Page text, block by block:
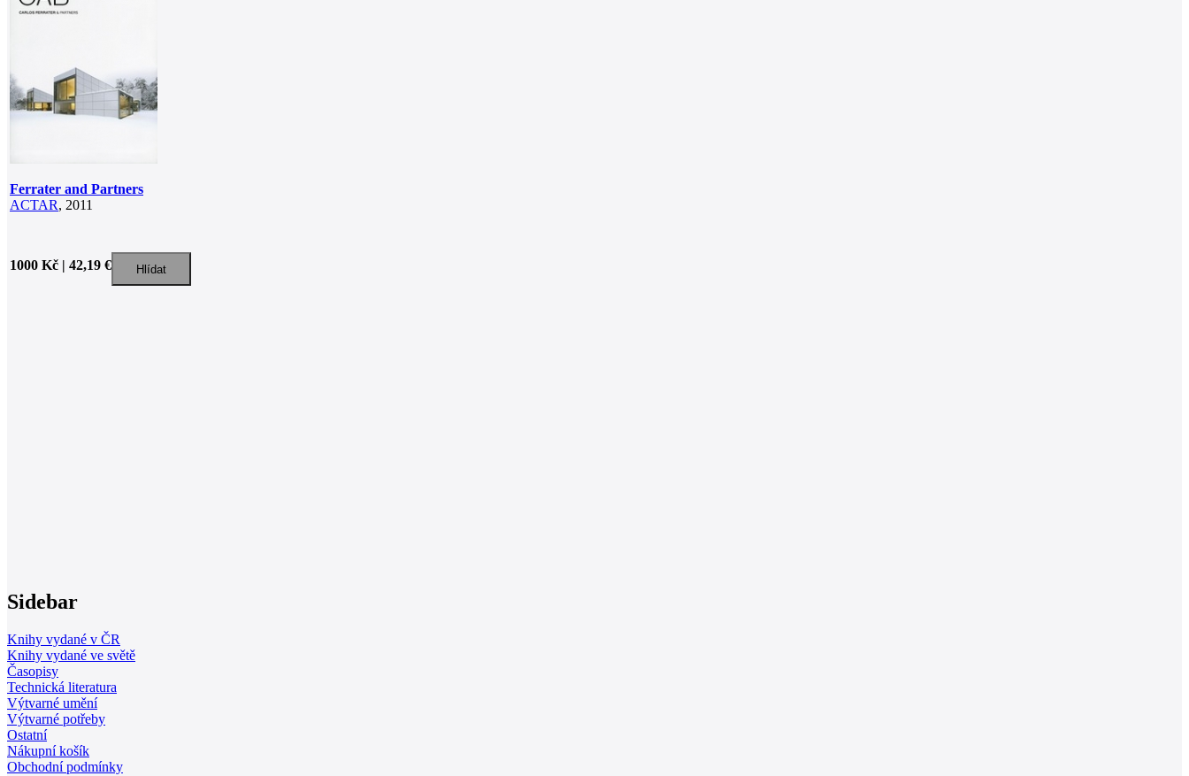
Ferrater and Partners
ACTAR, 2011
1000 Kč | 42,19 €
Sidebar
Knihy vydané v ČR
Knihy vydané ve světě
Časopisy
Technická literatura
Výtvarné umění
Výtvarné potřeby
Ostatní
Nákupní košík
Obchodní podmínky